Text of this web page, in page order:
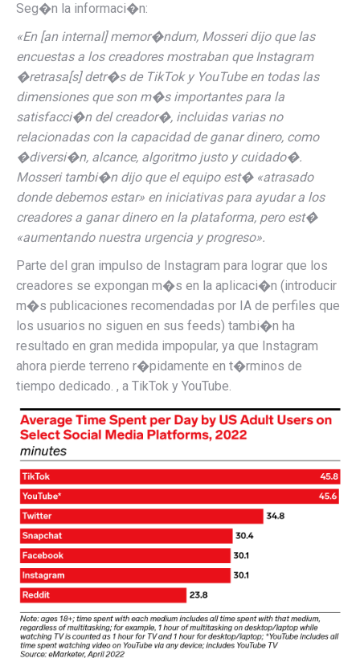
Seg�n la informaci�n:
«En [an internal] memor�ndum, Mosseri dijo que las
encuestas a los creadores mostraban que Instagram
�retrasa[s] detr�s de TikTok y YouTube en todas las
dimensiones que son m�s importantes para la
satisfacci�n del creador�, incluidas varias no
relacionadas con la capacidad de ganar dinero, como
�diversi�n, alcance, algoritmo justo y cuidado�.
Mosseri tambi�n dijo que el equipo est� «atrasado
donde debemos estar» en iniciativas para ayudar a los
creadores a ganar dinero en la plataforma, pero est�
«aumentando nuestra urgencia y progreso».
Parte del gran impulso de Instagram para lograr que los
creadores se expongan m�s en la aplicaci�n (introducir
m�s publicaciones recomendadas por IA de perfiles que
los usuarios no siguen en sus feeds) tambi�n ha
resultado en gran medida impopular, ya que Instagram
ahora pierde terreno r�pidamente en t�rminos de
tiempo dedicado. , a TikTok y YouTube.